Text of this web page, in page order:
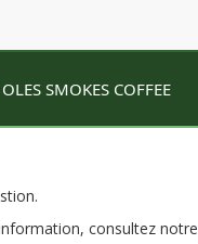
SMOKES COFFEE
consultez notre